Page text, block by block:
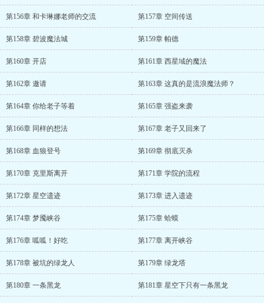
第156章 和卡琳娜老师的交流 第157章 空间传送
第158章 碧波魔法城 第159章 帕德
第160章 开店 第161章 西星域的魔法
第162章 邀请 第163章 这真的是流浪魔法师？
第164章 你给老子等着 第165章 强盗来袭
第166章 同样的想法 第167章 老子又回来了
第168章 血狼登号 第169章 彻底灭杀
第170章 克里斯离开 第171章 学院的流程
第172章 星空遗迹 第173章 进入遗迹
第174章 梦魇峡谷 第175章 蛤蟆
第176章 呱呱！好吃 第177章 离开峡谷
第178章 被坑的绿龙人 第179章 绿龙塔
第180章 一条黑龙 第181章 星空下只有一条黑龙